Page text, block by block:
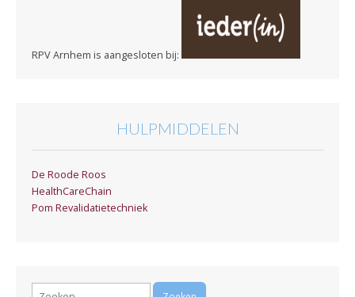
RPV Arnhem is aangesloten bij:
HULPMIDDELEN
De Roode Roos
HealthCareChain
Pom Revalidatietechniek
Zoeken